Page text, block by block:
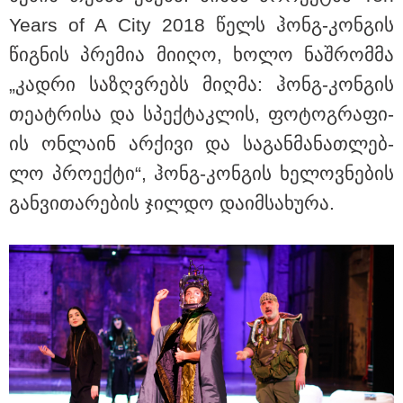
15:47 / 07-08-2026
Tower Group და BREEAM - ხარისხის საერთაშორისო
სტანდარტი ქართულ დეველოპმენტში
Years of A City 2018 წელს ჰონგ-კონ­გის
წიგ­ნის პრე­მია მი­ი­ღო, ხოლო ნაშ­რომ­მა
„კად­რი სა­ზღვრებს მიღ­მა: ჰონგ-კონ­გის
თე­ატ­რი­სა და სპექ­ტაკ­ლის, ფო­ტოგ­რა­ფი­
ის ონ­ლა­ინ არ­ქი­ვი და სა­გან­მა­ნათ­ლებ­
ლო პრო­ექ­ტი“, ჰონგ-კონ­გის ხე­ლოვ­ნე­ბის
გან­ვი­თა­რე­ბის ჯილ­დო და­იმ­სა­ხუ­რა.